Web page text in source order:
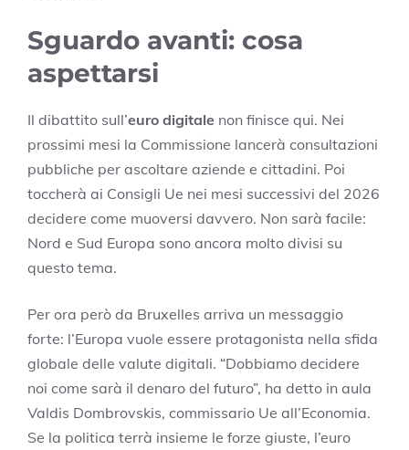
Sguardo avanti: cosa
aspettarsi
Il dibattito sull’euro digitale non finisce qui. Nei
prossimi mesi la Commissione lancerà consultazioni
pubbliche per ascoltare aziende e cittadini. Poi
toccherà ai Consigli Ue nei mesi successivi del 2026
decidere come muoversi davvero. Non sarà facile:
Nord e Sud Europa sono ancora molto divisi su
questo tema.
Per ora però da Bruxelles arriva un messaggio
forte: l’Europa vuole essere protagonista nella sfida
globale delle valute digitali. “Dobbiamo decidere
noi come sarà il denaro del futuro”, ha detto in aula
Valdis Dombrovskis, commissario Ue all’Economia.
Se la politica terrà insieme le forze giuste, l’euro